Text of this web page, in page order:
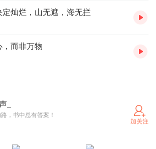
定灿烂，山无遮，海无拦
，而非万物
_
，书中总有答案！
加关注